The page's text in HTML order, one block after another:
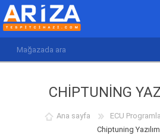
GIRIŞ YAPCHIPTUNING
Ana sayfa
ECU
Chiptuning